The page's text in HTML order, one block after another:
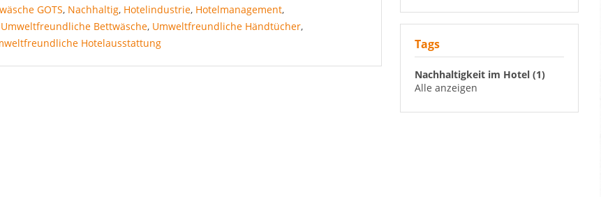
Tags
Nachhaltigkeit im Hotel (1)
Alle anzeigen
GOTS, Nachhaltig, Hotelindustrie, Hotelmanagement,
Umweltfreundliche Bettwäsche, Umweltfreundliche Händtücher,
Hotelausstattung